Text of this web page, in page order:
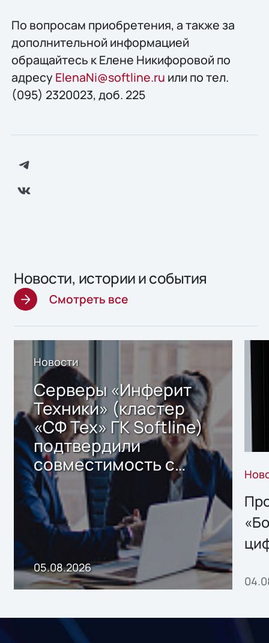
По вопросам приобретения, а также за
дополнительной информацией
обращайтесь к Елене Никифоровой по
адресу ElenaNi@softline.ru или по тел.
(095) 2320023, доб. 225
Новости, истории и события
Смотреть все
Новости
Серверы «Инферит
Техники» (кластер
«СФ Тех» ГК Softline)
подтвердили
совместимость с
решением Sharx
Storage 2.x для
хранения данных
05.08.2026